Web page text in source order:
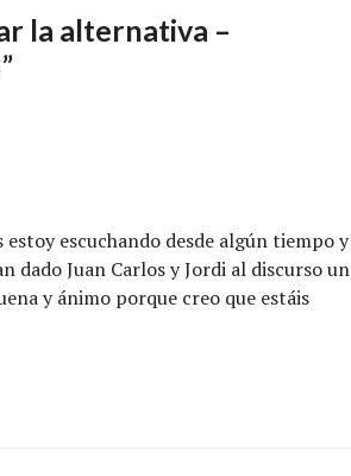
la alternativa –
”
escuchando desde algún tiempo y
dado Juan Carlos y Jordi al discurso un
y ánimo porque creo que estáis